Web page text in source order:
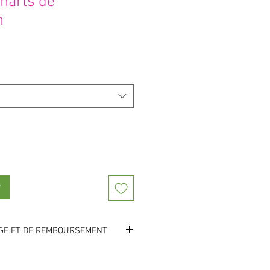
ET DE REMBOURSEMENT
constatez une déterioration de